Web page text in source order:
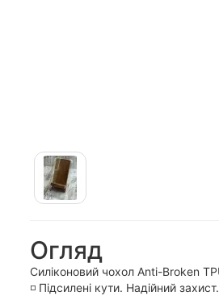
Огляд
Силіконовий чохол Anti-Broken
◽️ Підсилені кути. Надійний захист.